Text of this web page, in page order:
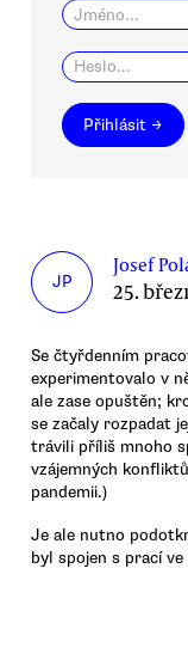
Přihlásit →
JP
Josef
25.
Se čtyřdenním
experimentovalo v
ale zase opuštěn;
se začaly rozpadat
trávili příliš mnoho
vzájemných
pandemii.)
Je ale nutno
byl spojen s prací ve